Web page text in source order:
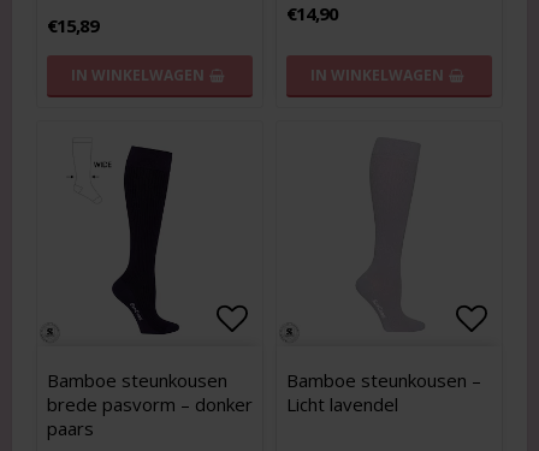
€15,89
IN WINKELWAGEN
€14,90
IN WINKELWAGEN
Add to list of favorites
Add to list of favorites
Bamboe steunkousen
brede pasvorm – donker
paars
Add
Add
Bamboe steunkousen –
Licht lavendel